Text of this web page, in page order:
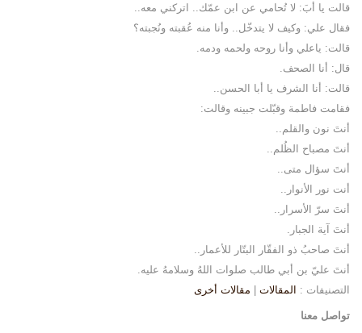
قالت يا أبَ: لا تُحامي عن ابن عمّك.. اتركني معه..
فقال علي: وكيف لا يتدخّل.. وأنا منه عُقبته ونُجبته؟
قالت: ياعلي وأنا روحه ولحمه ودمه.
قال: أنا الصحف.
قالت: أنا الشرف يا أبا الحسن..
فقامت فاطمة وقبّلت جبينه وقالت:
أنتَ نون والقلم..
أنتَ مصباح الظُلم..
أنتَ سؤال متى..
أنت نور الأنوار..
أنتَ سرّ الأسرار..
أنتَ آية الجبار.
أنتَ صاحبُ ذو الفقّار البتّار للأعمار..
أنتَ عليّ بن أبي طالب صلوات اللهُ وسلامهُ عليه.
التصنيفات : المقالات مقالات أخرى
تواصل معنا